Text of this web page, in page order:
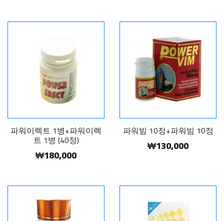
파워이렉트 1병+파워이렉
트 1병 (40정)
₩180,000
파워빔 10정+파워빔 10정
₩130,000